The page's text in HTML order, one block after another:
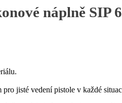
náplně SIP
jisté vedení pistole v každé